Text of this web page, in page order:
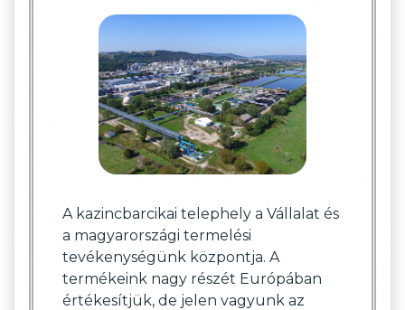
A kazincbarcikai telephely a Vállalat és
a magyarországi termelési
tevékenységünk központja. A
termékeink nagy részét Európában
értékesítjük, de jelen vagyunk az